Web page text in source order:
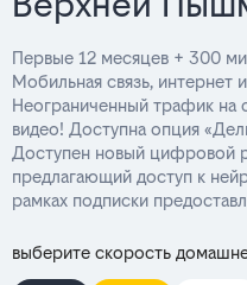
Первые 12 месяцев + 300
Мобильная связь, интернет
Неограниченный трафик на
видео! Доступна опция
Доступен новый цифровой
предлагающий доступ к
рамках подписки
выберите скорость